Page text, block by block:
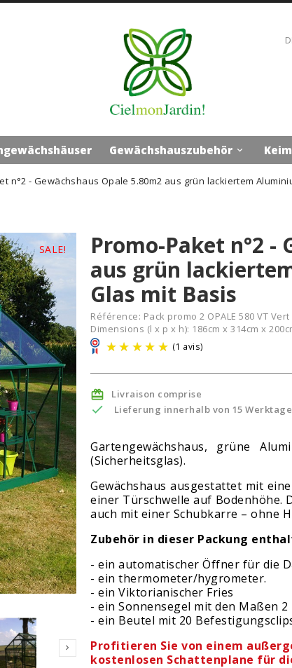

Gewächshauszubehör
n°2 - Gewächshaus Opale 5.80m2 aus grün lackiertem
SALE!

Promo-Paket n°2 -
aus grün
Glas mit Basis
Référence: Pack promo 2 OPALE 580 VT Vert
Dimensions (l x p x h): 186cm x 314cm x
(1
 Livraison comprise
 Lieferung innerhalb von 15
Gartengewächshaus, grüne
(Sicherheitsglas).
Gewächshaus ausgestattet mit
einer Türschwelle auf Bodenhöhe.
auch mit einer Schubkarre – ohne
Zubehör in dieser Packung
- ein automatischer Öffner für die
- ein thermometer/hygrometer.
- ein Viktorianischer Fries
- ein Sonnensegel mit den Maßen 2
- ein Beutel mit 20
Profitieren Sie von einem
kostenlosen Schattenplane für